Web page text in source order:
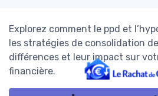
Explorez comment le ppd et
les stratégies de consolidation
différences et leur impact sur
financière.